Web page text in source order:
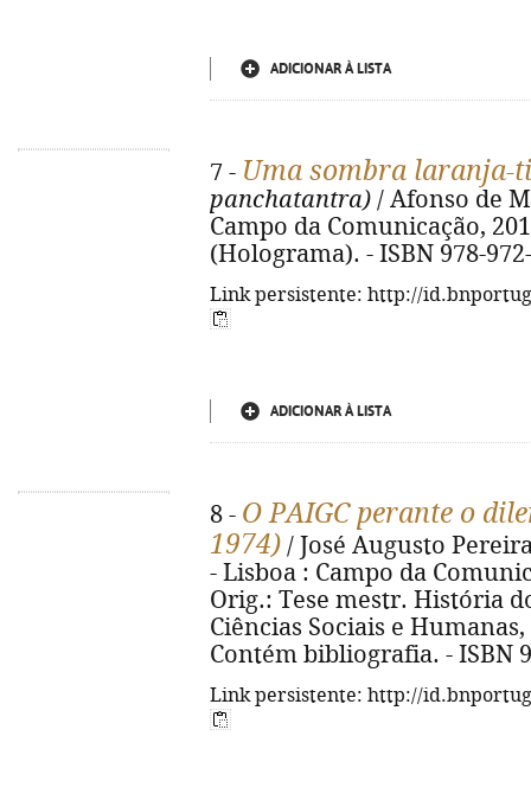
ADICIONAR À LISTA
7 - Uma sombra laranja-
panchatantra) / Afonso de
Campo da Comunicação,
(Holograma). - ISBN 978-
Link persistente: http://
ADICIONAR À LISTA
8 - O PAIGC perante o
1974) / José Augusto
- Lisboa : Campo da
Orig.: Tese mestr. História
Ciências Sociais e
Contém bibliografia. - ISBN
Link persistente: http://